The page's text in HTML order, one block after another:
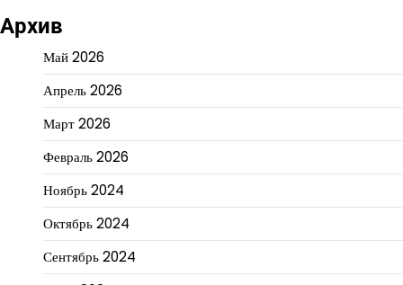
Архив
Май 2026
Апрель 2026
Март 2026
Февраль 2026
Ноябрь 2024
Октябрь 2024
Сентябрь 2024